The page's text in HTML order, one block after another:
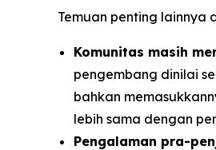
Temuan penting lainnya
Komunitas masih
pengembang dinilai
bahkan
lebih sama dengan
Pengalaman pra-